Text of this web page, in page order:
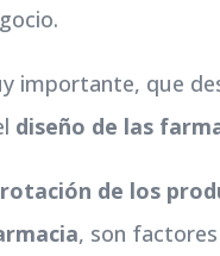
importante, que
diseño de las
rotación de los
, son